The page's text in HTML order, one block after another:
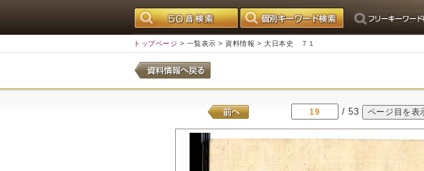
トップページ > 一覧表示 > 資料情報 > 大日本史 ７１
/ 53